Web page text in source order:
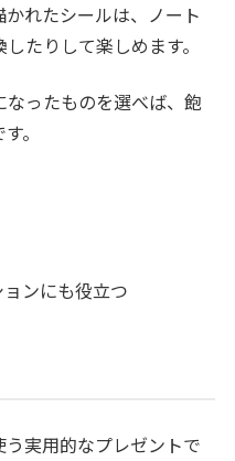
れたシールは、ノート
たりして楽しめます。
ったものを選べば、飽
。
ンにも役立つ
実用的なプレゼントで